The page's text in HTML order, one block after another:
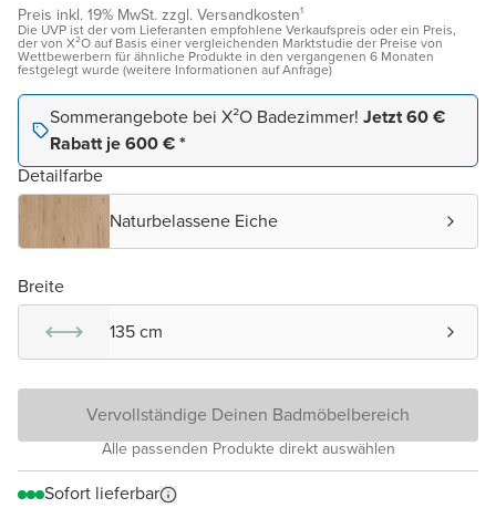
Preis inkl. 19% MwSt. zzgl. Versandkosten¹
Die UVP ist der vom Lieferanten empfohlene Verkaufspreis oder ein Preis,
der von X²O auf Basis einer vergleichenden Marktstudie der Preise von
Wettbewerbern für ähnliche Produkte in den vergangenen 6 Monaten
festgelegt wurde (weitere Informationen auf Anfrage)
Sommerangebote bei X²O Badezimmer! Jetzt 60 €
Rabatt je 600 € *
Detailfarbe
Naturbelassene Eiche
Breite
135 cm
Vervollständige Deinen Badmöbelbereich
Alle passenden Produkte direkt auswählen
Sofort lieferbar